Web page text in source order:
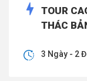
TOUR
THÁC
3 Ngày - 2